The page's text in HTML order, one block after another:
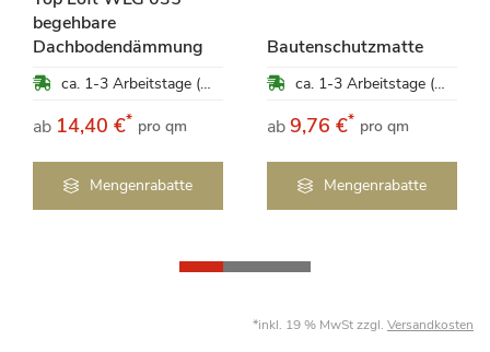
begehbare
Dachbodendämmung
ca. 1-3 Arbeitstage (Mo-Fr)
ab 14,40 €* pro qm
Mengenrabatte
Bautenschutzmatte
ca. 1-3 Arbeitstage (Mo-Fr)
ab9,76 €* pro qm
Mengenrabatte
*inkl. 19 % MwSt zzgl. Versandkosten